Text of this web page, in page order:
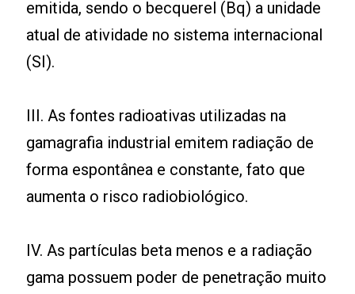
emitida, sendo o becquerel (Bq) a unidade
atual de atividade no sistema internacional
(SI).
III. As fontes radioativas utilizadas na
gamagrafia industrial emitem radiação de
forma espontânea e constante, fato que
aumenta o risco radiobiológico.
IV. As partículas beta menos e a radiação
gama possuem poder de penetração muito